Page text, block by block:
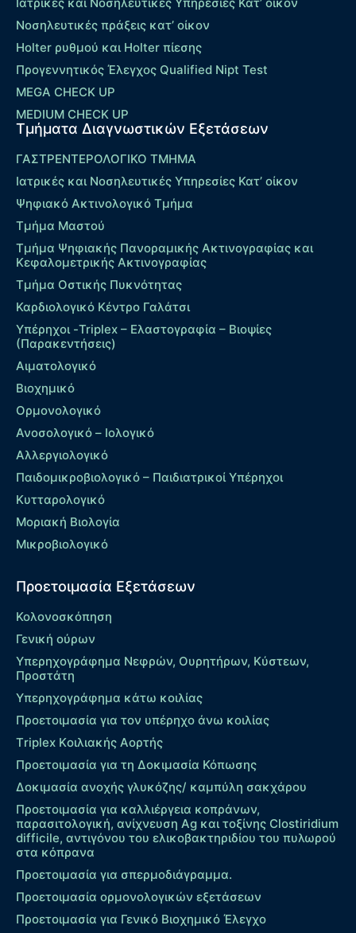
Ιατρικές και Νοσηλευτικές Υπηρεσίες Κατ’ οίκον
Νοσηλευτικές πράξεις κατ’ οίκον
Holter ρυθμού και Holter πίεσης
Προγεννητικός Έλεγχος Qualified Nipt Test
MEGA CHECK UP
MEDIUM CHECK UP
Τμήματα Διαγνωστικών Εξετάσεων
ΓΑΣΤΡΕΝΤΕΡΟΛΟΓΙΚΟ ΤΜΗΜΑ
Ιατρικές και Νοσηλευτικές Υπηρεσίες Κατ’ οίκον
Ψηφιακό Ακτινολογικό Τμήμα
Τμήμα Μαστού
Τμήμα Ψηφιακής Πανοραμικής Ακτινογραφίας και
Κεφαλομετρικής Ακτινογραφίας
Τμήμα Οστικής Πυκνότητας
Καρδιολογικό Κέντρο Γαλάτσι
Υπέρηχοι -Triplex – Eλαστογραφία – Βιοψίες
(Παρακεντήσεις)
Αιματολογικό
Βιοχημικό
Ορμονολογικό
Ανοσολογικό – Ιολογικό
Αλλεργιολογικό
Παιδομικροβιολογικό – Παιδιατρικοί Υπέρηχοι
Κυτταρολογικό
Μοριακή Βιολογία
Μικροβιολογικό
Προετοιμασία Εξετάσεων
Κολονοσκόπηση
Γενική ούρων
Υπερηχογράφημα Νεφρών, Ουρητήρων, Κύστεων,
Προστάτη
Υπερηχογράφημα κάτω κοιλίας
Προετοιμασία για τον υπέρηχο άνω κοιλίας
Τriplex Kοιλιακής Αορτής
Προετοιμασία για τη Δοκιμασία Κόπωσης
Δοκιμασία ανοχής γλυκόζης/ καμπύλη σακχάρου
Προετοιμασία για καλλιέργεια κοπράνων,
παρασιτολογική, ανίχνευση Ag και τοξίνης Clostiridium
difficile, αντιγόνου του ελικοβακτηριδίου του πυλωρού
στα κόπρανα
Προετοιμασία για σπερμοδιάγραμμα.
Προετοιμασία ορμονολογικών εξετάσεων
Προετοιμασία για Γενικό Βιοχημικό Έλεγχο